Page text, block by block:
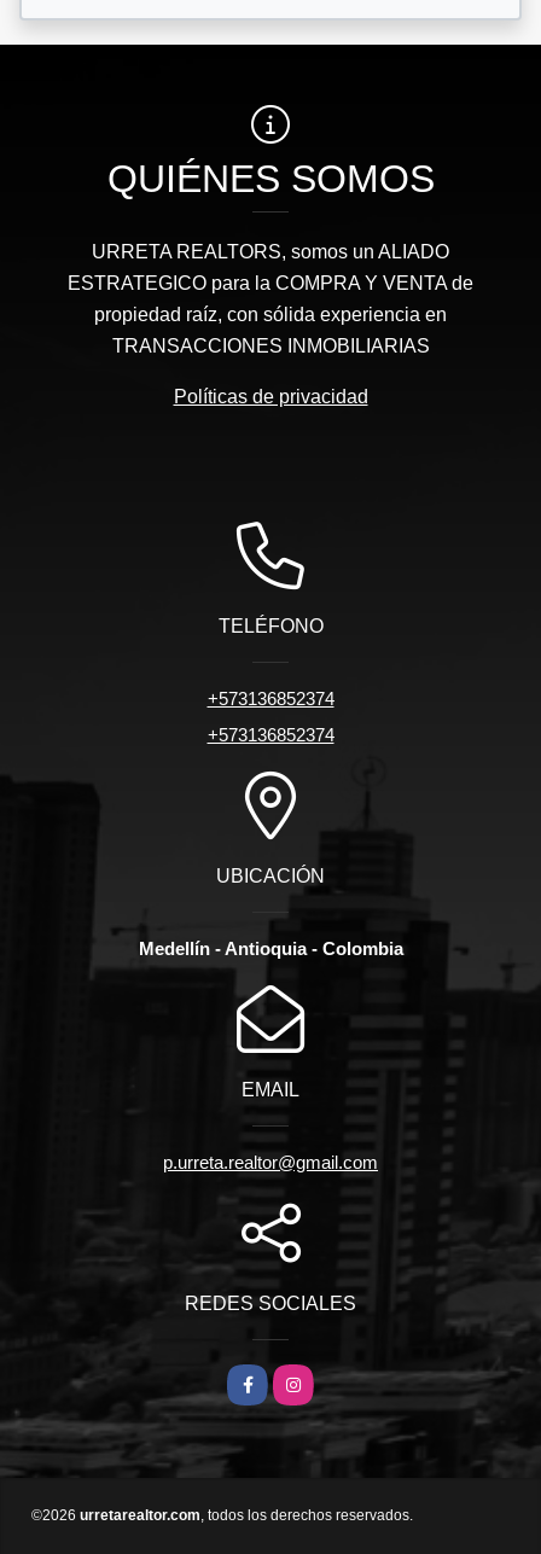
QUIÉNES SOMOS
URRETA REALTORS, somos un ALIADO
ESTRATEGICO para la COMPRA Y VENTA de
propiedad raíz, con sólida experiencia en
TRANSACCIONES INMOBILIARIAS
Políticas de privacidad
TELÉFONO
+573136852374
+573136852374
UBICACIÓN
Medellín - Antioquia - Colombia
EMAIL
p.urreta.realtor@gmail.com
REDES SOCIALES
FacebookInstagram
©2026 urretarealtor.com, todos los derechos reservados.